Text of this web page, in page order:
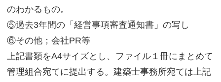
のわかるもの。
⑤過去3年間の「経営事項審査通知書」の写し
⑥その他；会社PR等
上記書類をA4サイズとし、ファイル１冊にまとめて
管理組合宛てに提出する。建築士事務所宛ては上記